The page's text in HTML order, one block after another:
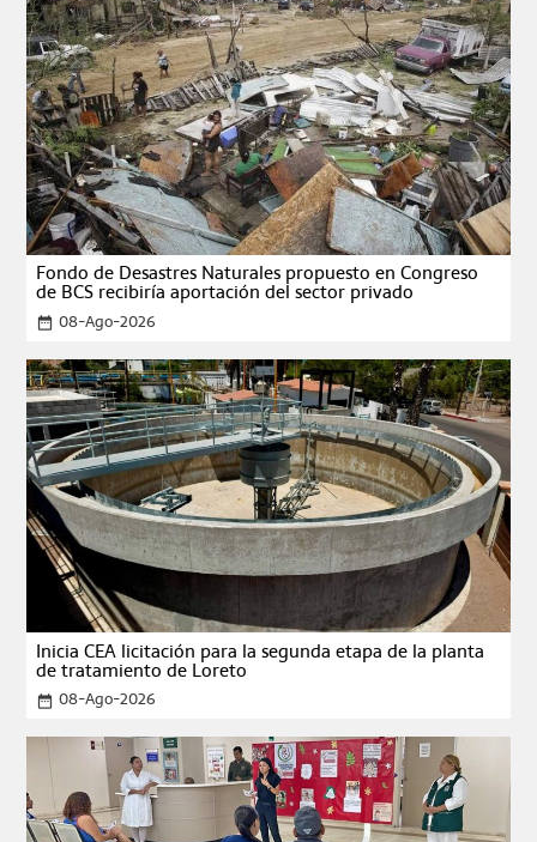
Fondo de Desastres Naturales propuesto en Congreso
de BCS recibiría aportación del sector privado
date_range 08-Ago-2026
Inicia CEA licitación para la segunda etapa de la planta
de tratamiento de Loreto
date_range 08-Ago-2026